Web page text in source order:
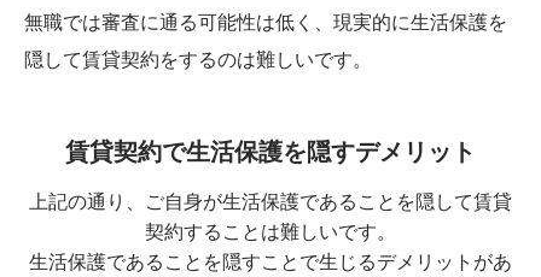
無職では審査に通る可能性は低く、現実的に生活保護を
隠して賃貸契約をするのは難しいです。
賃貸契約で生活保護を隠すデメリット
上記の通り、ご自身が生活保護であることを隠して賃貸
契約することは難しいです。
生活保護であることを隠すことで生じるデメリットがあ